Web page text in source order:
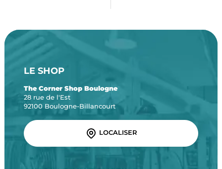
LE SHOP
The Corner Shop Boulogne
28 rue de l'Est
92100 Boulogne-Billancourt
LOCALISER